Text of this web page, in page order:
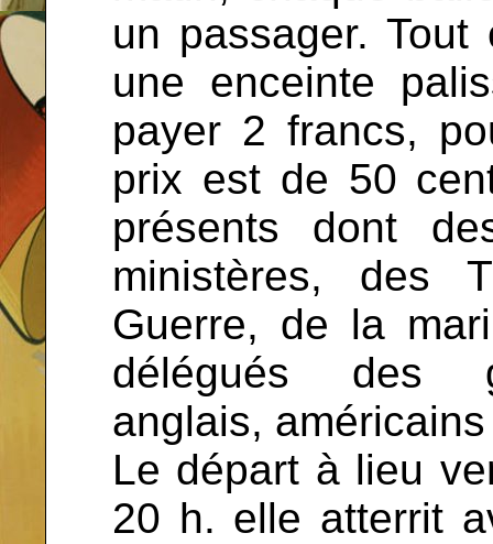
un passager.
une enceinte
payer 2 francs,
prix est de 50
présents dont
ministères, des
Guerre, de la
délégués des
anglais,
Le départ à lieu
20 h. elle atterrit